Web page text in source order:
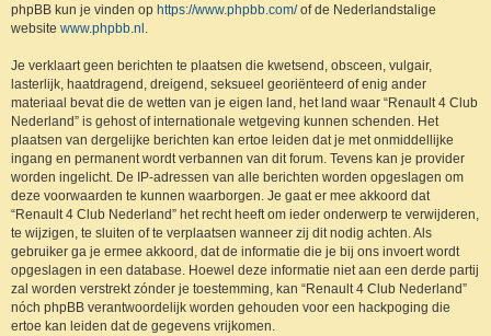
phpBB kun je vinden op https://www.phpbb.com/of de Nederlandstalige
website www.phpbb.nl .
Je verklaart geen berichten te plaatsen die kwetsend, obsceen, vulgair,
lasterlijk, haatdragend, dreigend, seksueel georiënteerd of enig ander
materiaal bevat die de wetten van je eigen land, het land waar “Renault 4 Club
Nederland” is gehost of internationale wetgeving kunnen schenden. Het
plaatsen van dergelijke berichten kan ertoe leiden dat je met onmiddellijke
ingang en permanent wordt verbannen van dit forum. Tevens kan je provider
worden ingelicht. De IP-adressen van alle berichten worden opgeslagen om
deze voorwaarden te kunnen waarborgen. Je gaat er mee akkoord dat
“Renault 4 Club Nederland” het recht heeft om ieder onderwerp te verwijderen,
te wijzigen, te sluiten of te verplaatsen wanneer zij dit nodig achten. Als
gebruiker ga je ermee akkoord, dat de informatie die je bij ons invoert wordt
opgeslagen in een database. Hoewel deze informatie niet aan een derde partij
zal worden verstrekt zónder je toestemming, kan “Renault 4 Club Nederland”
nóch phpBB verantwoordelijk worden gehouden voor een hackpoging die
ertoe kan leiden dat de gegevens vrijkomen.